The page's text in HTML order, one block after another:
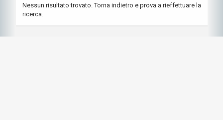
Nessun risultato trovato. Torna indietro e prova a rieffettuare la
ricerca.